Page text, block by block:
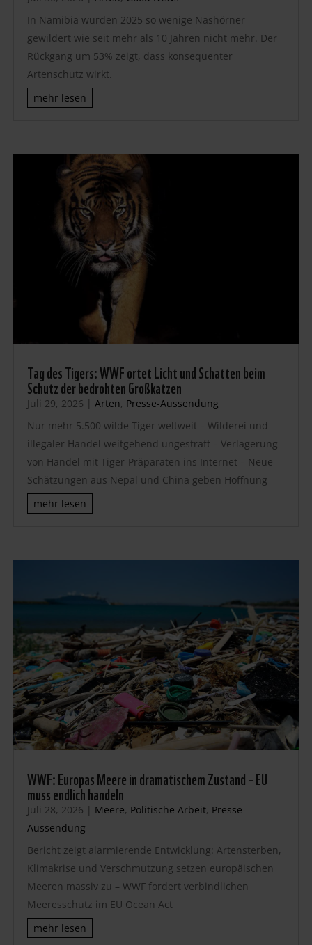
In Namibia wurden 2025 so wenige Nashörner
gewildert wie seit mehr als 10 Jahren nicht mehr. Der
Rückgang um 53% zeigt, dass konsequenter
Artenschutz wirkt.
mehr lesen
Tag des Tigers: WWF ortet Licht und Schatten beim
Schutz der bedrohten Großkatzen
Juli 29, 2026 | Arten, Presse-Aussendung
Nur mehr 5.500 wilde Tiger weltweit – Wilderei und
illegaler Handel weitgehend ungestraft – Verlagerung
von Handel mit Tiger-Präparaten ins Internet – Neue
Schätzungen aus Nepal und China geben Hoffnung
mehr lesen
WWF: Europas Meere in dramatischem Zustand – EU
muss endlich handeln
Juli 28, 2026 | Meere, Politische Arbeit, Presse-
Aussendung
Bericht zeigt alarmierende Entwicklung: Artensterben,
Klimakrise und Verschmutzung setzen europäischen
Meeren massiv zu – WWF fordert verbindlichen
Meeresschutz im EU Ocean Act
mehr lesen